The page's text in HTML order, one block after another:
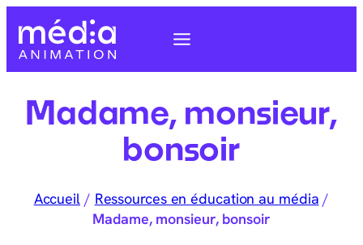
Madame, monsieur,
bonsoir
Accueil/ Ressources en éducation au média /
Madame, monsieur, bonsoir